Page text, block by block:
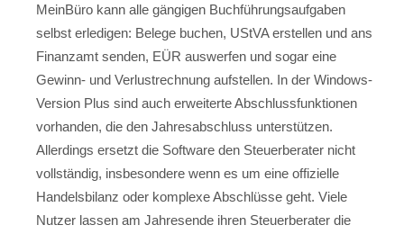
MeinBüro kann alle gängigen Buchführungsaufgaben
selbst erledigen: Belege buchen, UStVA erstellen und ans
Finanzamt senden, EÜR auswerfen und sogar eine
Gewinn- und Verlustrechnung aufstellen. In der Windows-
Version Plus sind auch erweiterte Abschlussfunktionen
vorhanden, die den Jahresabschluss unterstützen.
Allerdings ersetzt die Software den Steuerberater nicht
vollständig, insbesondere wenn es um eine offizielle
Handelsbilanz oder komplexe Abschlüsse geht. Viele
Nutzer lassen am Jahresende ihren Steuerberater die